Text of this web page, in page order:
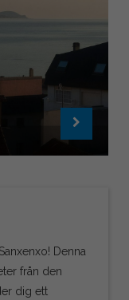
Denna
från den
dig ett